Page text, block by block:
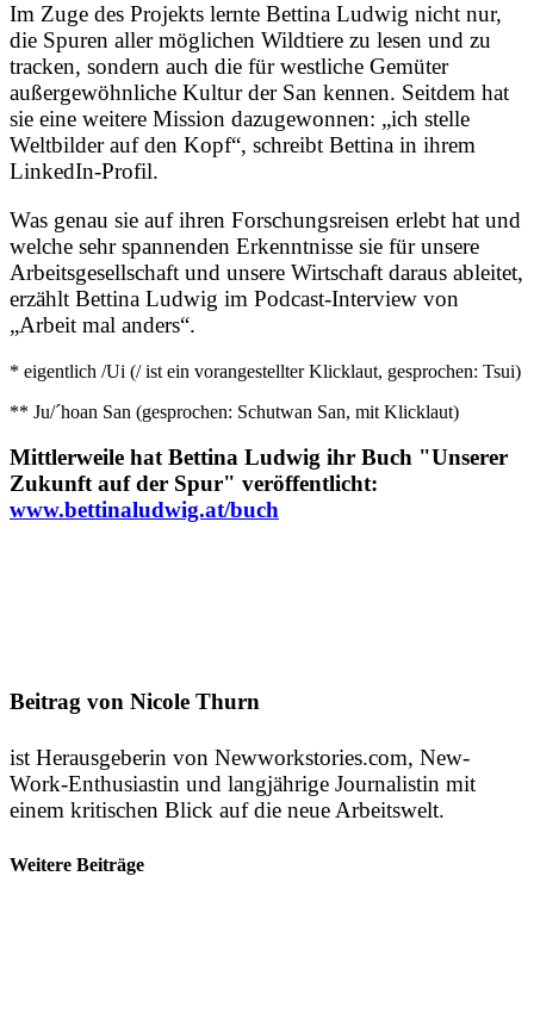
Im Zuge des Projekts lernte Bettina Ludwig nicht nur,
die Spuren aller möglichen Wildtiere zu lesen und zu
tracken, sondern auch die für westliche Gemüter
außergewöhnliche Kultur der San kennen. Seitdem hat
sie eine weitere Mission dazugewonnen: „ich stelle
Weltbilder auf den Kopf“, schreibt Bettina in ihrem
LinkedIn-Profil.
Was genau sie auf ihren Forschungsreisen erlebt hat und
welche sehr spannenden Erkenntnisse sie für unsere
Arbeitsgesellschaft und unsere Wirtschaft daraus ableitet,
erzählt Bettina Ludwig im Podcast-Interview von
„Arbeit mal anders“.
* eigentlich /Ui (/ ist ein vorangestellter Klicklaut, gesprochen: Tsui)
** Ju/´hoan San (gesprochen: Schutwan San, mit Klicklaut)
Mittlerweile hat Bettina Ludwig ihr Buch "Unserer
Zukunft auf der Spur" veröffentlicht:
www.bettinaludwig.at/buch
Beitrag von Nicole Thurn
ist Herausgeberin von Newworkstories.com, New-
Work-Enthusiastin und langjährige Journalistin mit
einem kritischen Blick auf die neue Arbeitswelt.
Weitere Beiträge